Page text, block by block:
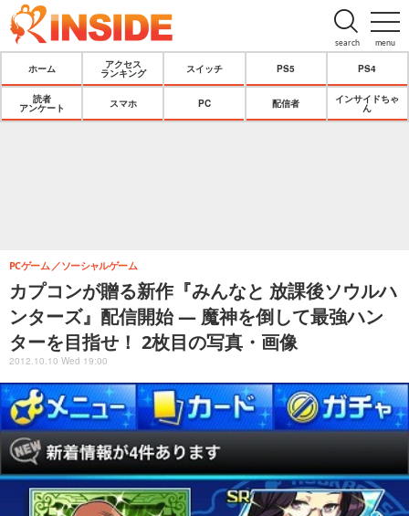
menu
search
ホーム
アクセス
ランキング
スイッチ PS5 PS4
読者
アンケート
スマホ PC 配信者
インサイドちゃ
ん
カプコンが贈る新作『みんなと 放課後ソウルハ
ンターズ』配信開始 ― 魔神を倒して最強ハン
ターを目指せ！ 2枚目の写真・画像
PCゲーム ソーシャルゲーム
2012.10.10 Wed 19:00